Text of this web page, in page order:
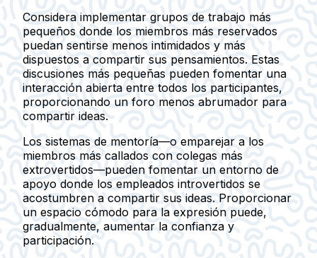
Considera implementar grupos de trabajo más
pequeños donde los miembros más reservados
puedan sentirse menos intimidados y más
dispuestos a compartir sus pensamientos. Estas
discusiones más pequeñas pueden fomentar una
interacción abierta entre todos los participantes,
proporcionando un foro menos abrumador para
compartir ideas.
Los sistemas de mentoría—o emparejar a los
miembros más callados con colegas más
extrovertidos—pueden fomentar un entorno de
apoyo donde los empleados introvertidos se
acostumbren a compartir sus ideas. Proporcionar
un espacio cómodo para la expresión puede,
gradualmente, aumentar la confianza y
participación.